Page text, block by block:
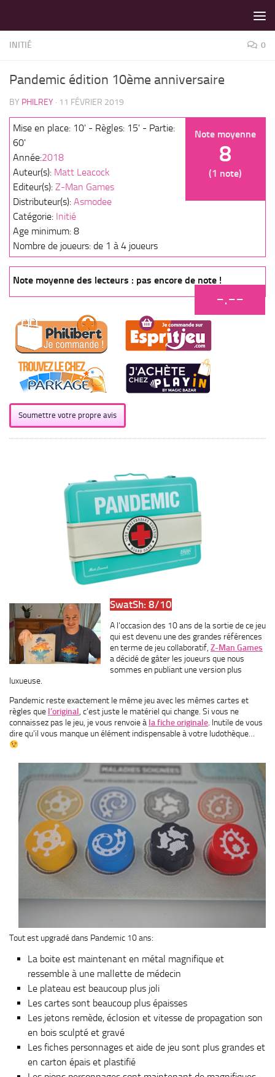
INITIÉ 0
Pandemic édition 10ème anniversaire
BY PHILREY · 11 FÉVRIER 2019
Note moyenne
8
(1 note)
Mise en place: 10' - Règles: 15' - Partie:
60'
Année:2018
Auteur(s): Matt Leacock
Editeur(s): Z-Man Games
Distributeur(s): Asmodee
Catégorie: Initié
Age minimum: 8
Nombre de joueurs: de 1 à 4 joueurs
Note moyenne des lecteurs : pas encore de note !
-.--
Soumettre votre propre avis
SwatSh: 8/10
A l’occasion des 10 ans de la sortie de ce jeu
qui est devenu une des grandes références
en terme de jeu collaboratif, Z-Man Games
a décidé de gâter les joueurs que nous
sommes en publiant une version plus
luxueuse.
Pandemic reste exactement le même jeu avec les mêmes cartes et
règles que l’original , c’est juste le matériel qui change. Si vous ne
connaissez pas le jeu, je vous renvoie à la fiche originale . Inutile de vous
dire qu’il vous manque un élément indispensable à votre ludothèque…
Tout est upgradé dans Pandemic 10 ans:
La boite est maintenant en métal magnifique et
ressemble à une mallette de médecin
Le plateau est beaucoup plus joli
Les cartes sont beaucoup plus épaisses
Les jetons remède, éclosion et vitesse de propagation son
en bois sculpté et gravé
Les fiches personnages et aide de jeu sont plus grandes et
en carton épais et plastifié